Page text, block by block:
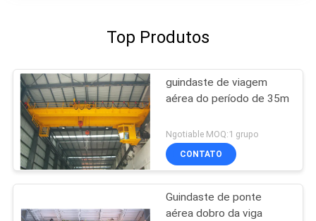
Top Produtos
guindaste de viagem
aérea do período de 35m
Ngotiable MOQ:1 grupo
CONTATO
Guindaste de ponte
aérea dobro da viga